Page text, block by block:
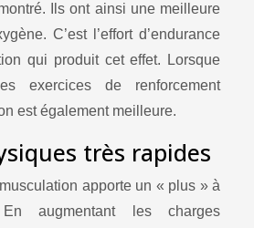
Ils ont ainsi une meilleure
C’est l’effort d’endurance
qui produit cet effet. Lorsque
exercices de renforcement
est également meilleure.
très rapides
apporte un « plus » à
augmentant les charges